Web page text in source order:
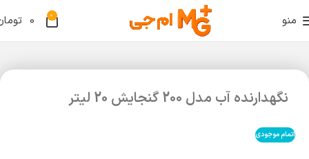
منو 0
0
نگهدارنده آب مدل 200 گنجایش 20 لیتر
اتمام موجودی